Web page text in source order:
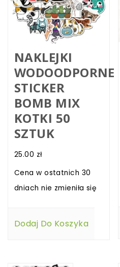
NAKLEJKI
WODOODPORNE
STICKER
BOMB MIX
KOTKI 50
SZTUK
25.00 zł
Cena w ostatnich 30
dniach nie zmieniła się
Dodaj Do Koszyka